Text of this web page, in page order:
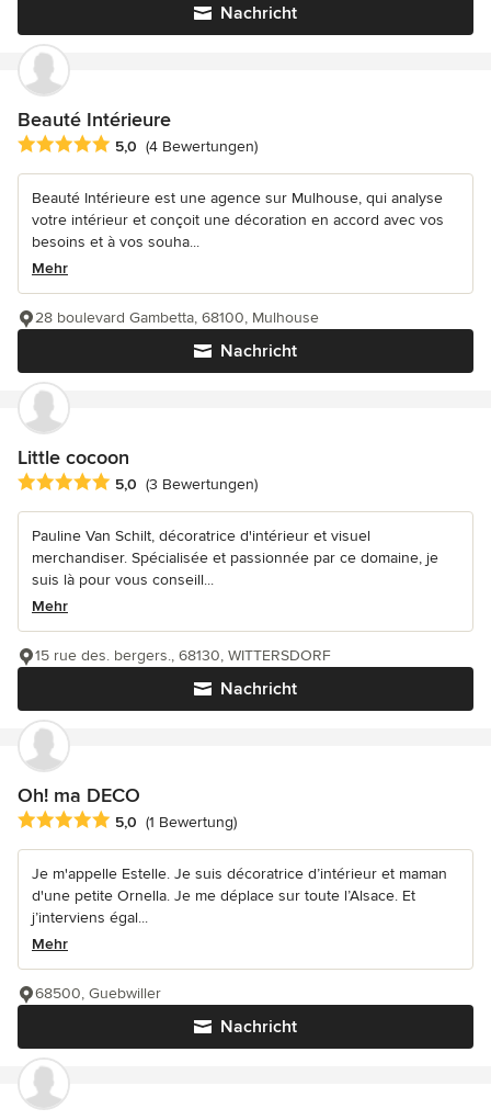
Nachricht
Beauté Intérieure
Durchschnittliche Bewertung: 5 von 5 Sternen
5,0 (4 Bewertungen)
Beauté Intérieure est une agence sur Mulhouse, qui analyse
votre intérieur et conçoit une décoration en accord avec vos
besoins et à vos souha...
Mehr
Nachricht
28 boulevard Gambetta, 68100, Mulhouse
Little cocoon
Durchschnittliche Bewertung: 5 von 5 Sternen
5,0 (3 Bewertungen)
Pauline Van Schilt, décoratrice d'intérieur et visuel
merchandiser. Spécialisée et passionnée par ce domaine, je
suis là pour vous conseill...
Mehr
Nachricht
15 rue des. bergers., 68130, WITTERSDORF
Oh! ma DECO
Durchschnittliche Bewertung: 5 von 5 Sternen
5,0 (1 Bewertung)
Je m'appelle Estelle. Je suis décoratrice d’intérieur et maman
d'une petite Ornella. Je me déplace sur toute l’Alsace. Et
j’interviens égal...
Mehr
Nachricht
68500, Guebwiller